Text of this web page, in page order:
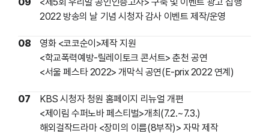
2022 방송의 날 기념 시청자 감사 이벤트 제작/운영
08
영화 <코코순이>제작 지원
<학교폭력예방-릴레이토크 콘서트> 춘천 공연
<서울 페스타 2022> 개막식 공연(E-prix 2022 연계)
07
KBS 시청자 청원 홈페이지 리뉴얼 개편
<제이림 수퍼노바 페스티벌>개최(7.2.~7.3.)
해외걸작드라마 <장미의 이름(8부작)> 자막 제작